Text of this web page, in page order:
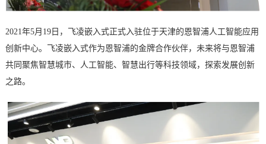
技术论坛
2021年5月19日， 飞凌嵌入式正式入驻位于天津的恩智浦人工智能应用
创新中心。
飞凌嵌入式作为恩智浦的金牌合作伙伴，未来将与恩智浦
共同聚焦智慧城市、人工智能、智慧出行等科技领域，探索发展创新
之路。